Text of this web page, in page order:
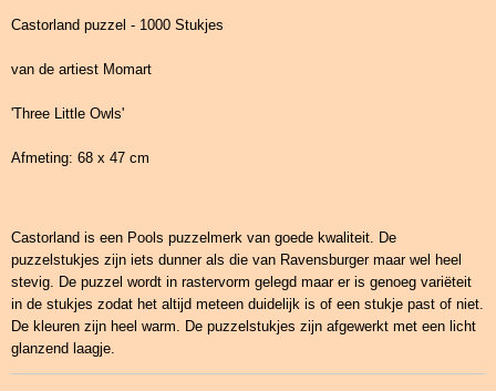
Castorland puzzel - 1000 Stukjes
van de artiest Momart
'Three Little Owls'
Afmeting: 68 x 47 cm
Castorland is een Pools puzzelmerk van goede kwaliteit. De
puzzelstukjes zijn iets dunner als die van Ravensburger maar wel heel
stevig. De puzzel wordt in rastervorm gelegd maar er is genoeg variëteit
in de stukjes zodat het altijd meteen duidelijk is of een stukje past of niet.
De kleuren zijn heel warm. De puzzelstukjes zijn afgewerkt met een licht
glanzend laagje.